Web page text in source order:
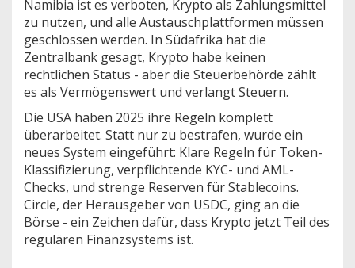
Namibia ist es verboten, Krypto als Zahlungsmittel
zu nutzen, und alle Austauschplattformen müssen
geschlossen werden. In Südafrika hat die
Zentralbank gesagt, Krypto habe keinen
rechtlichen Status - aber die Steuerbehörde zählt
es als Vermögenswert und verlangt Steuern.
Die USA haben 2025 ihre Regeln komplett
überarbeitet. Statt nur zu bestrafen, wurde ein
neues System eingeführt: Klare Regeln für Token-
Klassifizierung, verpflichtende KYC- und AML-
Checks, und strenge Reserven für Stablecoins.
Circle, der Herausgeber von USDC, ging an die
Börse - ein Zeichen dafür, dass Krypto jetzt Teil des
regulären Finanzsystems ist.